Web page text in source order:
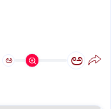
ಅ ಅ